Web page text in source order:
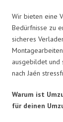
Wir bieten eine
Bedürfnisse zu
sicheres
ausgebildet und
nach Jaén
Warum ist
für deinen